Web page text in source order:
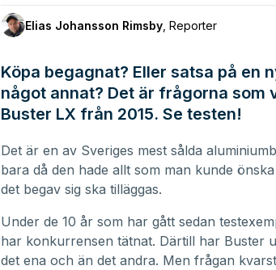
Elias Johansson Rimsby Reporter
Köpa begagnat? Eller satsa på en
något annat? Det är frågorna som
Buster LX från 2015. Se testen!
Det är en av Sveriges mest sålda
bara då den hade allt som man kunde
det begav sig ska tilläggas.
Under de 10 år som har gått sedan
har konkurrensen tätnat. Därtill har Buster
det ena och än det andra. Men frågan